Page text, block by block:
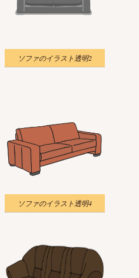
ソファのイラスト透明2
ソファのイラスト透明4